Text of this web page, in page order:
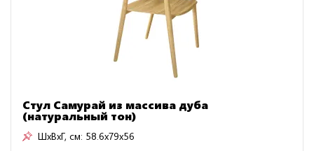
Стул Самурай из массива дуба
(натуральный тон)
ШxВxГ, см: 58.6x79x56